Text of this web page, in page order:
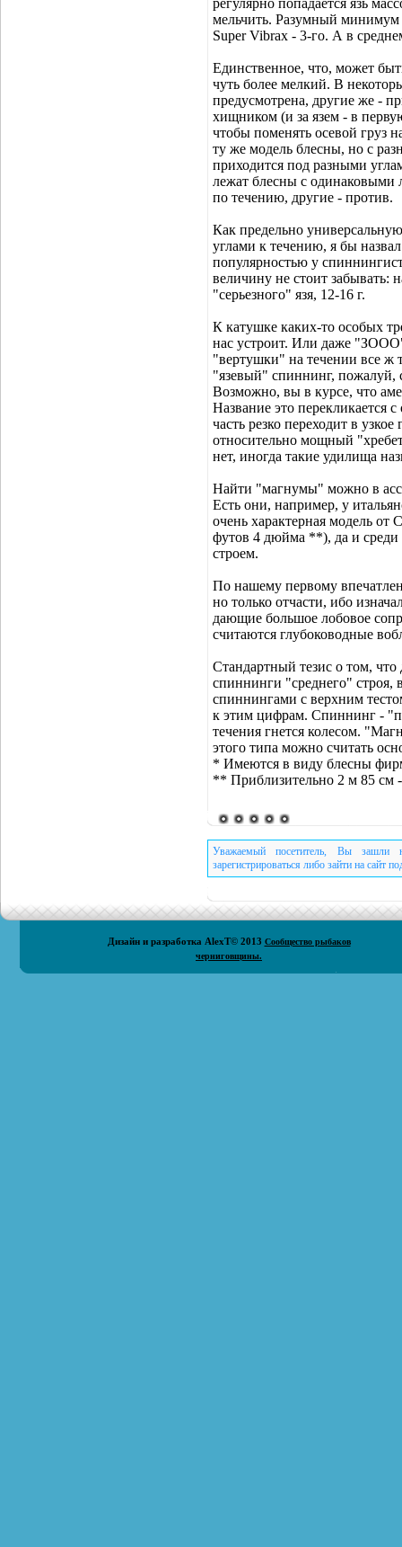
мельчить. Разумный
Super Vibrax - 3-го. А в
Единственное, что, может
чуть более мелкий. В
предусмотрена, другие же -
хищником (и за язем - в
чтобы поменять осевой груз
ту же модель блесны, но с
приходится под разными
лежат блесны с одинаковыми
по течению, другие - против.
Как предельно
углами к течению, я бы
популярностью у
величину не стоит забывать:
"серьезного" язя, 12-16 г.
К катушке каких-то особых
нас устроит. Или даже
"вертушки" на течении все ж
"язевый" спиннинг, пожалуй,
Возможно, вы в курсе, что
Название это перекликается
часть резко переходит в
относительно мощный
нет, иногда такие удилища
Найти "магнумы" можно в
Есть они, например, у
очень характерная модель от
футов 4 дюйма **), да и
строем.
По нашему первому
но только отчасти, ибо
дающие большое лобовое
считаются глубоководные
Стандартный тезис о том,
спиннинги "среднего" строя,
спиннингами с верхним
к этим цифрам. Спиннинг -
течения гнется колесом.
этого типа можно считать
* Имеются в виду блесны
** Приблизительно 2 м 85 см
Уважаемый посетитель, Вы зашли
зарегистрироваться либо зайти на сайт
Дизайн и разработка AlexT© 2013 Сообщество рыбаков
черниговщины.